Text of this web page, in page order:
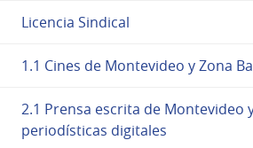
Licencia Sindical
1.1 Cines de Montevideo y Zona
2.1 Prensa escrita de Montevideo
periodísticas digitales